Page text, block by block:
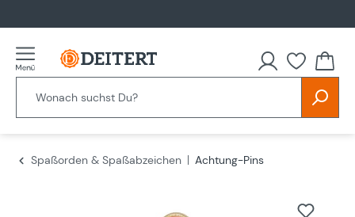
Spaßorden & Spaßabzeichen
Achtung-Pins